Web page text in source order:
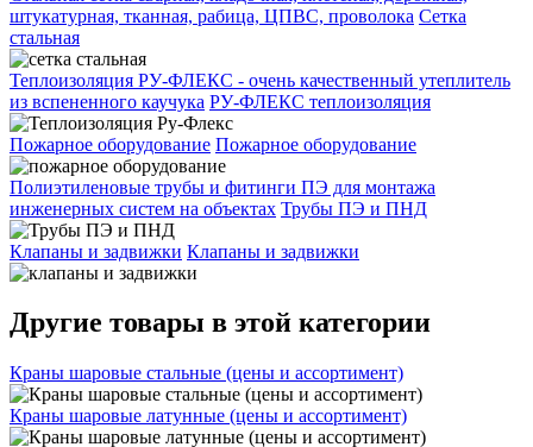
штукатурная, тканная, рабица, ЦПВС, проволока Сетка
стальная
Теплоизоляция РУ-ФЛЕКС - очень качественный утеплитель
из вспененного каучука РУ-ФЛЕКС теплоизоляция
Пожарное оборудование Пожарное оборудование
Полиэтиленовые трубы и фитинги ПЭ для монтажа
инженерных систем на объектах Трубы ПЭ и ПНД
Клапаны и задвижки Клапаны и задвижки
Другие товары в этой категории
Краны шаровые стальные (цены и ассортимент)
Краны шаровые латунные (цены и ассортимент)